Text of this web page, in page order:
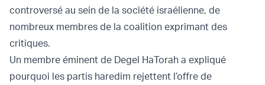
controversé au sein de la société israélienne, de
nombreux membres de la coalition exprimant des
critiques.
Un membre éminent de Degel HaTorah a expliqué
pourquoi les partis haredim rejettent l’offre de